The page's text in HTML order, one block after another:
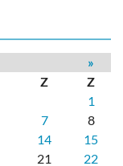
»
Z
Z
1
7
8
14
15
21
22